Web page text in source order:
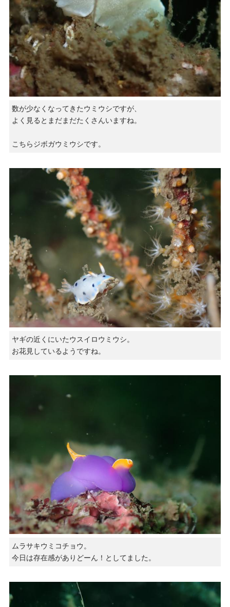
数が少なくなってきたウミウシですが、
よく見るとまだまだたくさんいますね。
こちらジボガウミウシです。
ヤギの近くにいたウスイロウミウシ。
お花見しているようですね。
ムラサキウミコチョウ。
今日は存在感がありどーん！としてました。